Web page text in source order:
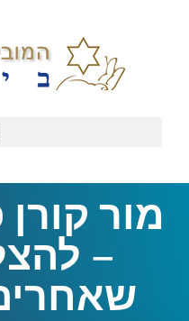
מור
–